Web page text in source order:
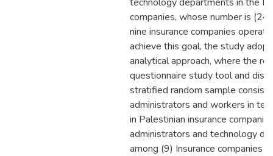
companies, whose number is
nine insurance companies
achieve this goal, the study
analytical approach, where the
questionnaire study tool and
stratified random sample
administrators and workers in
in Palestinian insurance
administrators and technology
among (9) Insurance companies